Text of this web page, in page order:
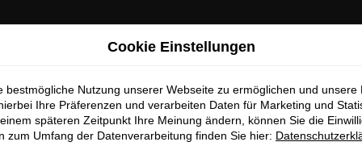
Cookie Einstellungen
bestmögliche Nutzung unserer Webseite zu ermöglichen und unsere
Ihre Präferenzen und verarbeiten Daten für Marketing und
späteren Zeitpunkt Ihre Meinung ändern, können Sie die
zum Umfang der Datenverarbeitung finden Sie hier: